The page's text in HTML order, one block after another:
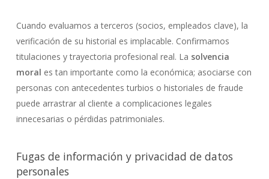
Cuando evaluamos a terceros (socios, empleados clave), la
verificación de su historial es implacable. Confirmamos
titulaciones y trayectoria profesional real. La solvencia
moral es tan importante como la económica; asociarse con
personas con antecedentes turbios o historiales de fraude
puede arrastrar al cliente a complicaciones legales
innecesarias o pérdidas patrimoniales.
Fugas de información y privacidad de datos
personales